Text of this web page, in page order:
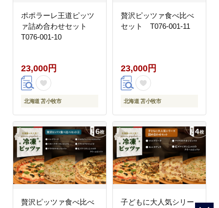
ポポラーレ王道ピッツ
ァ詰め合わせセット
T076-001-10
23,000円
北海道 苫小牧市
贅沢ピッツァ食べ比べ
セット T076-001-11
23,000円
北海道 苫小牧市
贅沢ピッツァ食べ比べ
子どもに大人気シリー